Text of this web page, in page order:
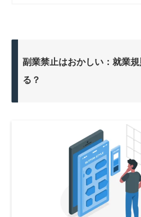
副業禁止はおかしい：就業
る？